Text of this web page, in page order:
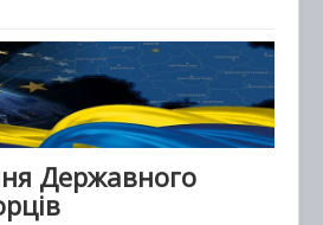
Державного